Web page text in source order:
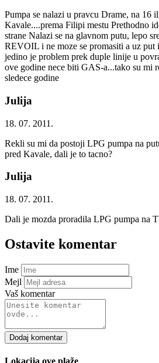
Pumpa se nalazi u pravcu Drame, na 16
Kavale....prema Filipi mestu Prethodno
strane Nalazi se na glavnom putu, lepo
REVOIL i ne moze se promasiti a uz put
jedino je problem prek duple linije u
ove godine nece biti GAS-a...tako su mi
sledece godine
Julija
18. 07. 2011.
Rekli su mi da postoji LPG pumpa na
pred Kavale, dali je to tacno?
Julija
18. 07. 2011.
Dali je mozda proradila LPG pumpa na
Ostavite komentar
Ime
Mejl
Vaš komentar
Dodaj komentar